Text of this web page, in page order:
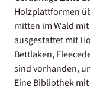
Holzplattformen
mitten im Wald
ausgestattet mit
Bettlaken,
sind vorhanden,
Eine Bibliothek